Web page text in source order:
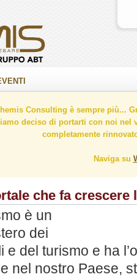
Consulting è sempre più...
deciso di portarti con noi nel
completamente
Naviga su
che fa
è un
dei
e del turismo e ha
nel nostro Paese,